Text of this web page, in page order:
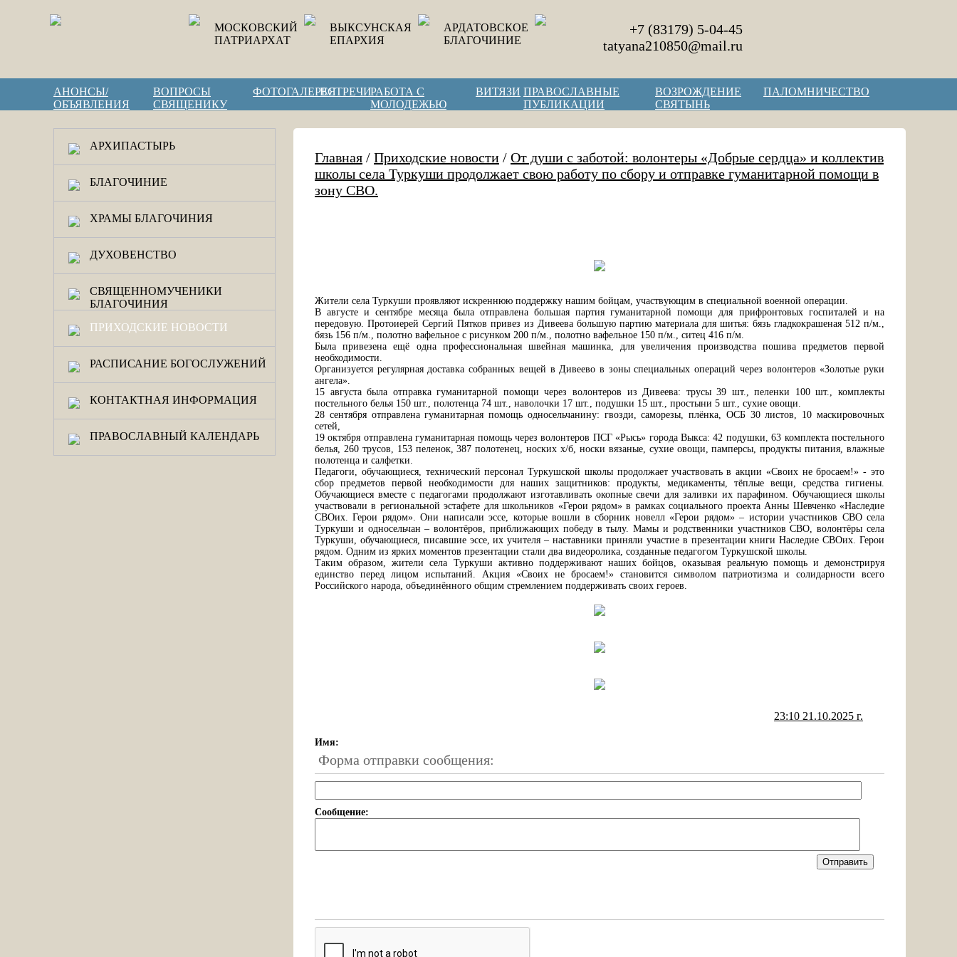
МОСКОВСКИЙ
ПАТРИАРХАТ
ВЫКСУНСКАЯ
ЕПАРХИЯ
АРДАТОВСКОЕ
БЛАГОЧИНИЕ
+7 (83179) 5-04-45
tatyana210850@mail.ru
АНОНСЫ/
ОБЪЯВЛЕНИЯ
ВОПРОСЫ
СВЯЩЕНИКУ
ФОТОГАЛЕРЕЯВСТРЕЧИРАБОТА С
МОЛОДЕЖЬЮ
ВИТЯЗИ ПРАВОСЛАВНЫЕ
ПУБЛИКАЦИИ
ВОЗРОЖДЕНИЕ
СВЯТЫНЬ
ПАЛОМНИЧЕСТВО
АРХИПАСТЫРЬ
БЛАГОЧИНИЕ
ХРАМЫ БЛАГОЧИНИЯ
ДУХОВЕНСТВО
СВЯЩЕННОМУЧЕНИКИ
БЛАГОЧИНИЯ
ПРИХОДСКИЕ НОВОСТИ
РАСПИСАНИЕ БОГОСЛУЖЕНИЙ
КОНТАКТНАЯ ИНФОРМАЦИЯ
ПРАВОСЛАВНЫЙ КАЛЕНДАРЬ
Главная / Приходские новости / От души с заботой: волонтеры «Добрые сердца» и коллектив
школы села Туркуши продолжает свою работу по сбору и отправке гуманитарной помощи в
зону СВО.
Жители села Туркуши проявляют искреннюю поддержку нашим бойцам, участвующим в специальной военной операции.
В августе и сентябре месяца была отправлена большая партия гуманитарной помощи для прифронтовых госпиталей и на
передовую. Протоиерей Сергий Пятков привез из Дивеева большую партию материала для шитья: бязь гладкокрашеная 512 п/м.,
бязь 156 п/м., полотно вафельное с рисунком 200 п/м., полотно вафельное 150 п/м., ситец 416 п/м.
Была привезена ещё одна профессиональная швейная машинка, для увеличения производства пошива предметов первой
необходимости.
Организуется регулярная доставка собранных вещей в Дивеево в зоны специальных операций через волонтеров «Золотые руки
ангела».
15 августа была отправка гуманитарной помощи через волонтеров из Дивеева: трусы 39 шт., пеленки 100 шт., комплекты
постельного белья 150 шт., полотенца 74 шт., наволочки 17 шт., подушки 15 шт., простыни 5 шт., сухие овощи.
28 сентября отправлена гуманитарная помощь односельчанину: гвозди, саморезы, плёнка, ОСБ 30 листов, 10 маскировочных
сетей,
19 октября отправлена гуманитарная помощь через волонтеров ПСГ «Рысь» города Выкса: 42 подушки, 63 комплекта постельного
белья, 260 трусов, 153 пеленок, 387 полотенец, носких х/б, носки вязаные, сухие овощи, памперсы, продукты питания, влажные
полотенца и салфетки.
Педагоги, обучающиеся, технический персонал Туркушской школы продолжает участвовать в акции «Своих не бросаем!» - это
сбор предметов первой необходимости для наших защитников: продукты, медикаменты, тёплые вещи, средства гигиены.
Обучающиеся вместе с педагогами продолжают изготавливать окопные свечи для заливки их парафином. Обучающиеся школы
участвовали в региональной эстафете для школьников «Герои рядом» в рамках социального проекта Анны Шевченко «Наследие
СВОих. Герои рядом». Они написали эссе, которые вошли в сборник новелл «Герои рядом» – истории участников СВО села
Туркуши и односельчан – волонтёров, приближающих победу в тылу. Мамы и родственники участников СВО, волонтёры села
Туркуши, обучающиеся, писавшие эссе, их учителя – наставники приняли участие в презентации книги Наследие СВОих. Герои
рядом. Одним из ярких моментов презентации стали два видеоролика, созданные педагогом Туркушской школы.
Таким образом, жители села Туркуши активно поддерживают наших бойцов, оказывая реальную помощь и демонстрируя
единство перед лицом испытаний. Акция «Своих не бросаем!» становится символом патриотизма и солидарности всего
Российского народа, объединённого общим стремлением поддерживать своих героев.
23:10 21.10.2025 г.
Имя:
Форма отправки сообщения:
Сообщение: